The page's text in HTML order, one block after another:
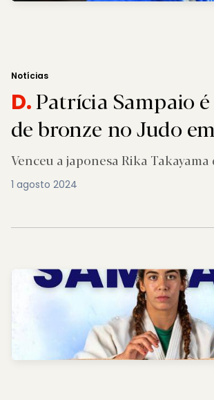
Notícias
D.Patrícia Sampaio
de bronze no Judo
Venceu a japonesa Rika
1 agosto 2024